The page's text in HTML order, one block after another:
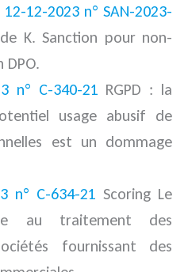
12-12-2023 n° SAN-2023-
K. Sanction pour non-
DPO.
n° C-340-21 RGPD : la
usage abusif de
est un dommage
n° C-634-21 Scoring Le
au traitement des
fournissant des